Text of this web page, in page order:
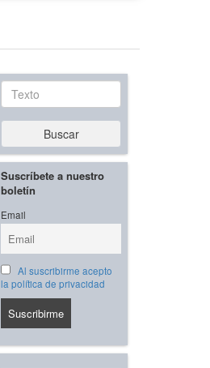
Texto
Buscar
Suscríbete a nuestro
boletín
Email
Al suscribirme acepto
la política de privacidad